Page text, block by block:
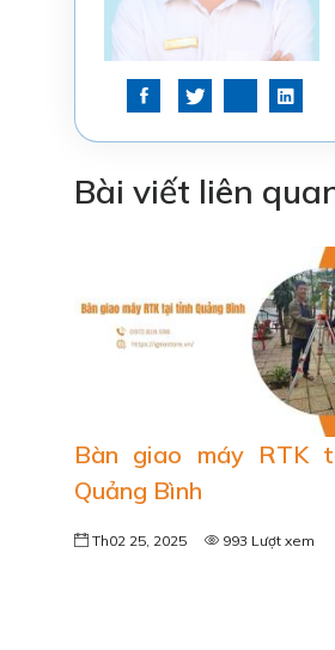
Bài viết liên
Bàn giao máy RTK
Quảng Bình
Th02 25, 2025 993 Lượt xem